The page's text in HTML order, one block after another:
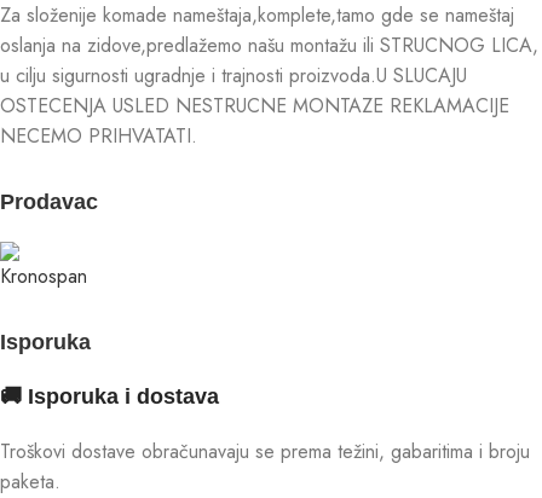
Za složenije komade nameštaja,komplete,tamo gde se nameštaj
oslanja na zidove,predlažemo našu montažu ili STRUCNOG LICA,
u cilju sigurnosti ugradnje i trajnosti proizvoda.U SLUCAJU
OSTECENJA USLED NESTRUCNE MONTAZE REKLAMACIJE
NECEMO PRIHVATATI.
Prodavac
Isporuka
🚚 Isporuka i dostava
Troškovi dostave obračunavaju se prema težini, gabaritima i broju
paketa.